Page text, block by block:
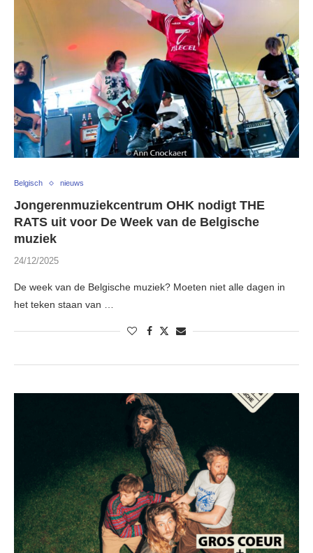
Belgisch nieuws
Jongerenmuziekcentrum OHK nodigt THE
RATS uit voor De Week van de Belgische
muziek
24/12/2025
De week van de Belgische muziek? Moeten niet alle dagen in
het teken staan van …